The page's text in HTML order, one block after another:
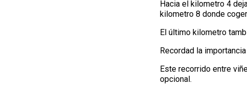
Hacia el kilometro 4
kilometro 8 donde
El último kilometro
Recordad la
Este recorrido entre
opcional.